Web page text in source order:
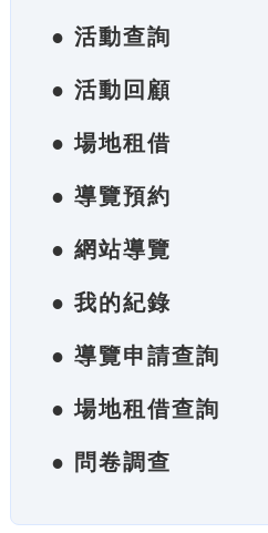
● 活動查詢
● 活動回顧
● 場地租借
● 導覽預約
● 網站導覽
● 我的紀錄
● 導覽申請查詢
● 場地租借查詢
● 問卷調查